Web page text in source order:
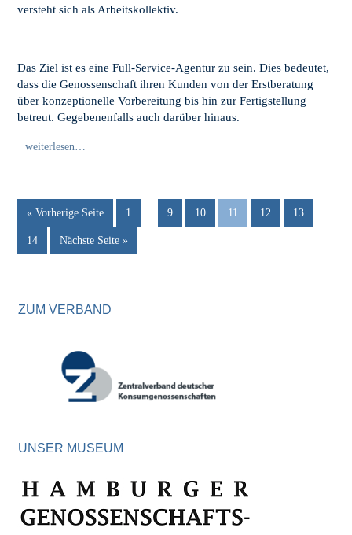
versteht sich als Arbeitskollektiv.
Das Ziel ist es eine Full-Service-Agentur zu sein. Dies bedeutet,
dass die Genossenschaft ihren Kunden von der Erstberatung
über konzeptionelle Vorbereitung bis hin zur Fertigstellung
betreut. Gegebenenfalls auch darüber hinaus.
weiterlesen…
« Vorherige Seite 1 9 10 11 12 13
14 Nächste Seite »
ZUM VERBAND
UNSER MUSEUM